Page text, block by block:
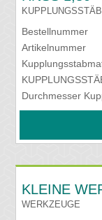
Bestellnummer
Artikelnummer
Durchmesser
KLEINE
WERKZEUGE